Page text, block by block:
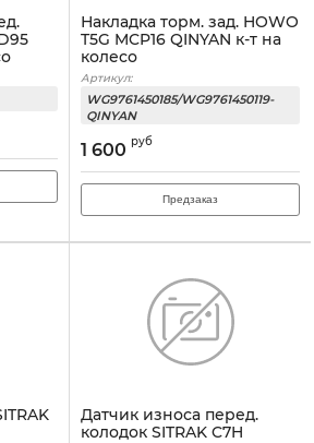
Накладка торм. зад. HOWO
T5G MCP16 QINYAN к-т на
колесо
Артикул:
WG9761450185/WG9761450119-
QINYAN
1 600 руб
Предзаказ
Датчик износа перед.
колодок SITRAK C7H